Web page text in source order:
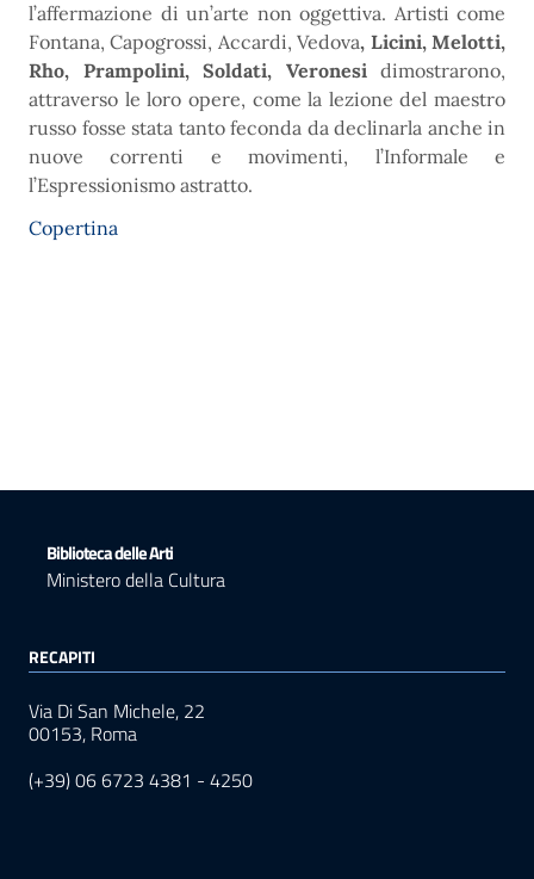
l’affermazione di un’arte non oggettiva. Artisti come
Fontana, Capogrossi, Accardi, Vedova, Licini, Melotti,
Rho, Prampolini, Soldati, Veronesidimostrarono,
attraverso le loro opere, come la lezione del maestro
russo fosse stata tanto feconda da declinarla anche in
nuove correnti e movimenti, l’Informale e
l’Espressionismo astratto.
Copertina
Biblioteca delle Arti
Ministero della Cultura
RECAPITI
Via Di San Michele, 22
00153, Roma
(+39) 06 6723 4381 - 4250